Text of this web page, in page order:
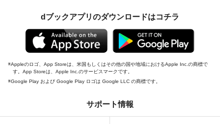
dブックアプリのダウンロードはコチラ
Appleのロゴ、App Storeは、米国もしくはその他の国や地域におけるApple Inc.の商標で
す。App Storeは、Apple Inc.のサービスマークです。
Google Play および Google Play ロゴは Google LLC の商標です。
サポート情報